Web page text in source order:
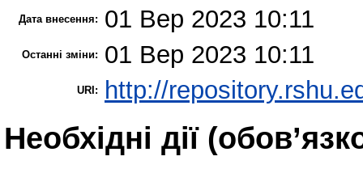
Дата внесення: 01 Вер 2023 10:11
Останні зміни: 01 Вер 2023 10:11
URI: http://
Необхідні дії